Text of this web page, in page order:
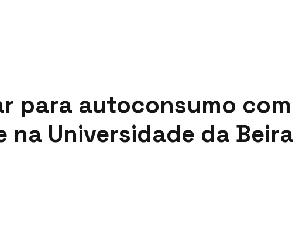
para autoconsumo com
Universidade da Beira